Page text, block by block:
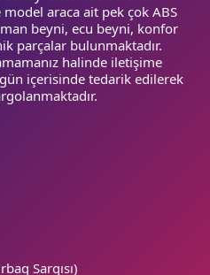
araca ait pek çok ABS
beyni, ecu beyni, konfor
parçalar bulunmaktadır.
halinde iletişime
içerisinde tedarik edilerek
Sargısı)